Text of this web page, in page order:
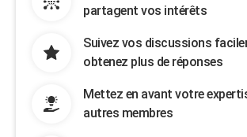
partagent vos intérêts
Suivez vos discussions
obtenez plus de réponses
Mettez en avant votre
autres membres